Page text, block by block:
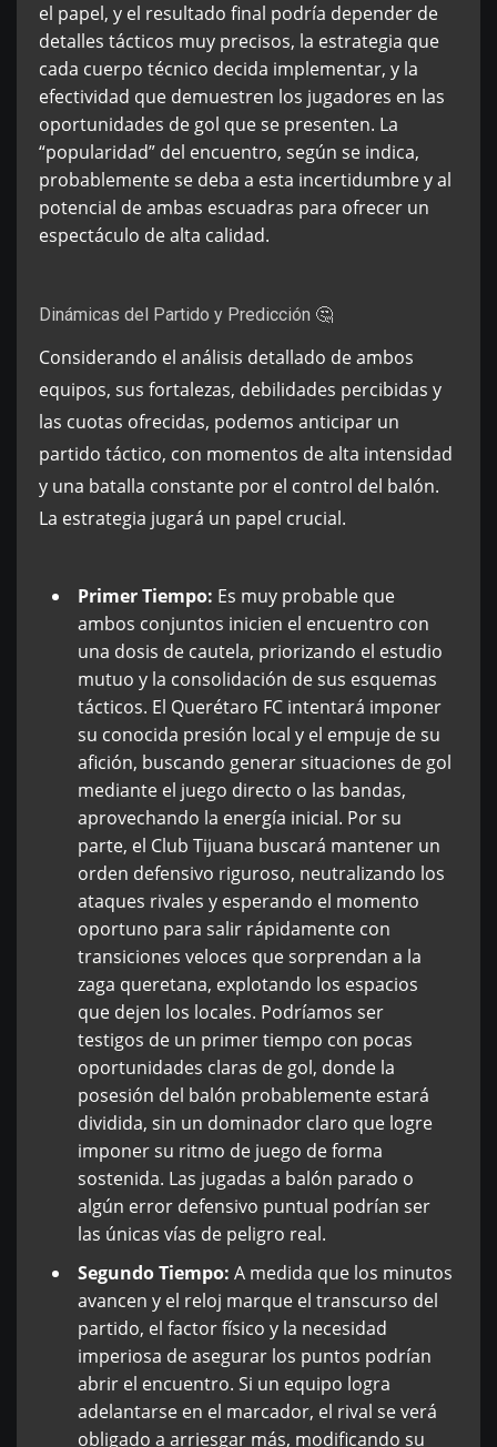
el papel, y el resultado final podría depender de
detalles tácticos muy precisos, la estrategia que
cada cuerpo técnico decida implementar, y la
efectividad que demuestren los jugadores en las
oportunidades de gol que se presenten. La
“popularidad” del encuentro, según se indica,
probablemente se deba a esta incertidumbre y al
potencial de ambas escuadras para ofrecer un
espectáculo de alta calidad.
Dinámicas del Partido y Predicción 🤔
Considerando el análisis detallado de ambos
equipos, sus fortalezas, debilidades percibidas y
las cuotas ofrecidas, podemos anticipar un
partido táctico, con momentos de alta intensidad
y una batalla constante por el control del balón.
La estrategia jugará un papel crucial.
Primer Tiempo: Es muy probable que
ambos conjuntos inicien el encuentro con
una dosis de cautela, priorizando el estudio
mutuo y la consolidación de sus esquemas
tácticos. El Querétaro FC intentará imponer
su conocida presión local y el empuje de su
afición, buscando generar situaciones de gol
mediante el juego directo o las bandas,
aprovechando la energía inicial. Por su
parte, el Club Tijuana buscará mantener un
orden defensivo riguroso, neutralizando los
ataques rivales y esperando el momento
oportuno para salir rápidamente con
transiciones veloces que sorprendan a la
zaga queretana, explotando los espacios
que dejen los locales. Podríamos ser
testigos de un primer tiempo con pocas
oportunidades claras de gol, donde la
posesión del balón probablemente estará
dividida, sin un dominador claro que logre
imponer su ritmo de juego de forma
sostenida. Las jugadas a balón parado o
algún error defensivo puntual podrían ser
las únicas vías de peligro real.
Segundo Tiempo: A medida que los minutos
avancen y el reloj marque el transcurso del
partido, el factor físico y la necesidad
imperiosa de asegurar los puntos podrían
abrir el encuentro. Si un equipo logra
adelantarse en el marcador, el rival se verá
obligado a arriesgar más, modificando su